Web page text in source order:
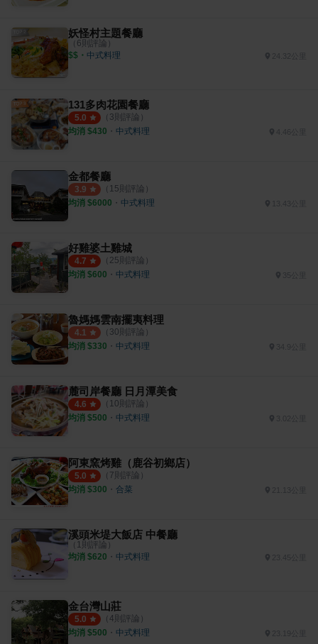
妖怪村主題餐廳
（ 6則評論）
$$ ・ 中式料理 24.32公里
131多肉花園餐廳
5.0 （ 3則評論）
均消 $430 ・ 中式料理 4.46公里
金都餐廳
3.9 （ 15則評論）
均消 $6000 ・ 中式料理 13.43公里
好雞婆土雞城
4.7 （ 25則評論）
均消 $600 ・ 中式料理 35公里
魯媽媽雲南擺夷料理
4.1 （ 30則評論）
均消 $330 ・ 中式料理 34.9公里
麓司岸餐廳 日月潭美食
4.6 （ 10則評論）
均消 $500 ・ 中式料理
阿東窯烤雞（鹿谷初鄉店）
5.0 （ 7則評論）
均消 $300 ・ 合菜
溪頭米堤大飯店 中餐廳
（ 1則評論）
均消 $620 ・ 中式料理 23.45公里
金台灣山莊
5.0 （ 4則評論）
均消 $500 ・ 中式料理